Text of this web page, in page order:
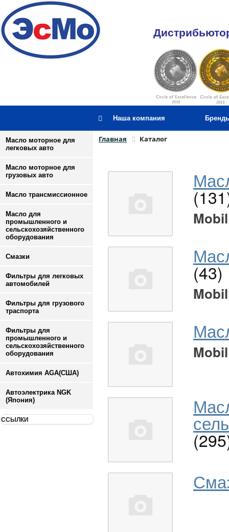
Наша компания
Масло моторное для
легковых авто
Масло моторное для
грузовых авто
Масло трансмиссионное
Масло для
промышленного и
сельскохозяйственного
оборудования
Смазки
Фильтры для легковых
автомобилей
Фильтры для грузового
траспорта
Фильтры для
промышленного и
сельскохозяйственного
оборудования
Автохимия AGA(США)
Автоэлектрика NGK
(Япония)
ССЫЛКИ
Главная Каталог
Mobil
(43)
Mobil
Mobil